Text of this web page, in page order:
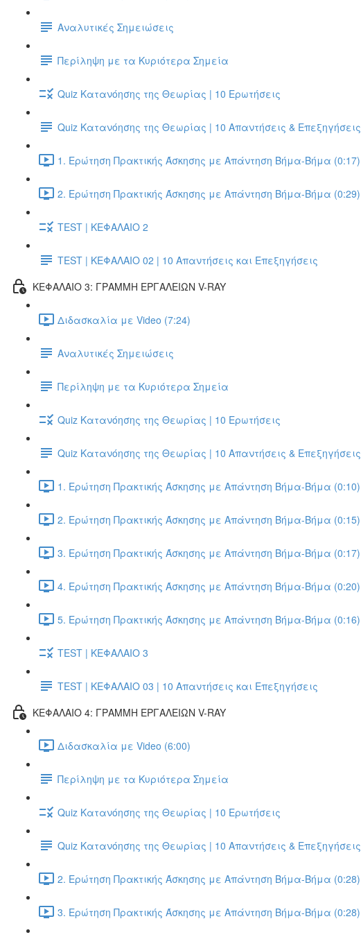
Αναλυτικές Σημειώσεις
Περίληψη με τα Κυριότερα Σημεία
Quiz Κατανόησης της Θεωρίας | 10 Ερωτήσεις
Quiz Κατανόησης της Θεωρίας | 10 Απαντήσεις & Επεξηγήσεις
1. Ερώτηση Πρακτικής Άσκησης με Απάντηση Βήμα-Βήμα (0:17)
2. Ερώτηση Πρακτικής Άσκησης με Απάντηση Βήμα-Βήμα (0:29)
TEST | ΚΕΦΑΛΑΙΟ 2
TEST | ΚΕΦΑΛΑΙΟ 02 | 10 Απαντήσεις και Επεξηγήσεις
ΚΕΦΑΛΑΙΟ 3: ΓΡΑΜΜΗ ΕΡΓΑΛΕΙΩΝ V-RAY
Διδασκαλία με Video (7:24)
Αναλυτικές Σημειώσεις
Περίληψη με τα Κυριότερα Σημεία
Quiz Κατανόησης της Θεωρίας | 10 Ερωτήσεις
Quiz Κατανόησης της Θεωρίας | 10 Απαντήσεις & Επεξηγήσεις
1. Ερώτηση Πρακτικής Άσκησης με Απάντηση Βήμα-Βήμα (0:10)
2. Ερώτηση Πρακτικής Άσκησης με Απάντηση Βήμα-Βήμα (0:15)
3. Ερώτηση Πρακτικής Άσκησης με Απάντηση Βήμα-Βήμα (0:17)
4. Ερώτηση Πρακτικής Άσκησης με Απάντηση Βήμα-Βήμα (0:20)
5. Ερώτηση Πρακτικής Άσκησης με Απάντηση Βήμα-Βήμα (0:16)
TEST | ΚΕΦΑΛΑΙΟ 3
TEST | ΚΕΦΑΛΑΙΟ 03 | 10 Απαντήσεις και Επεξηγήσεις
ΚΕΦΑΛΑΙΟ 4: ΓΡΑΜΜΗ ΕΡΓΑΛΕΙΩΝ V-RAY
Διδασκαλία με Video (6:00)
Περίληψη με τα Κυριότερα Σημεία
Quiz Κατανόησης της Θεωρίας | 10 Ερωτήσεις
Quiz Κατανόησης της Θεωρίας | 10 Απαντήσεις & Επεξηγήσεις
2. Ερώτηση Πρακτικής Άσκησης με Απάντηση Βήμα-Βήμα (0:28)
3. Ερώτηση Πρακτικής Άσκησης με Απάντηση Βήμα-Βήμα (0:28)